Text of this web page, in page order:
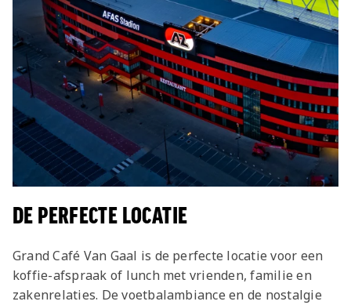
DE PERFECTE LOCATIE
Grand Café Van Gaal is de perfecte locatie voor een
koffie-afspraak of lunch met vrienden, familie en
zakenrelaties. De voetbalambiance en de nostalgie